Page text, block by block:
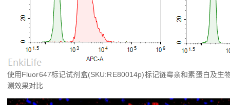
使用Fluor647标记试剂盒(SKU:RE80014p)标记链霉亲和素蛋白及
测效果对比